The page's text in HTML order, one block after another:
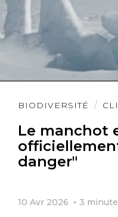
BIODIVERSITÉ
Le manchot
danger"
10 Avr 2026 3
Lire